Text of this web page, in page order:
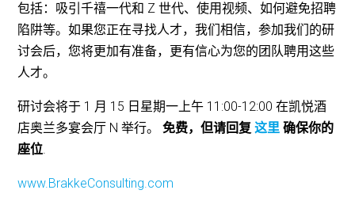
包括：吸引千禧一代和 Z 世代、使用视频、如何避免招聘
陷阱等。如果您正在寻找人才，我们相信，参加我们的研
讨会后，您将更加有准备，更有信心为您的团队聘用这些
人才。
研讨会将于 1 月 15 日星期一上午 11:00-12:00 在凯悦酒
店奥兰多宴会厅 N 举行。
免费，但请回复这里 确保你的
座位.
www.BrakkeConsulting.com